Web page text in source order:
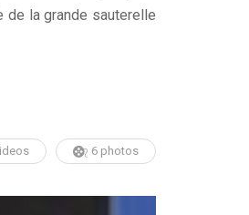
la grande sauterelle
6 photos